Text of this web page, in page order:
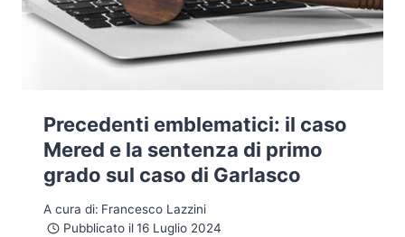
Precedenti emblematici: il caso
Mered e la sentenza di primo
grado sul caso di Garlasco
A cura di: Francesco Lazzini
Pubblicato il 16 Luglio 2024